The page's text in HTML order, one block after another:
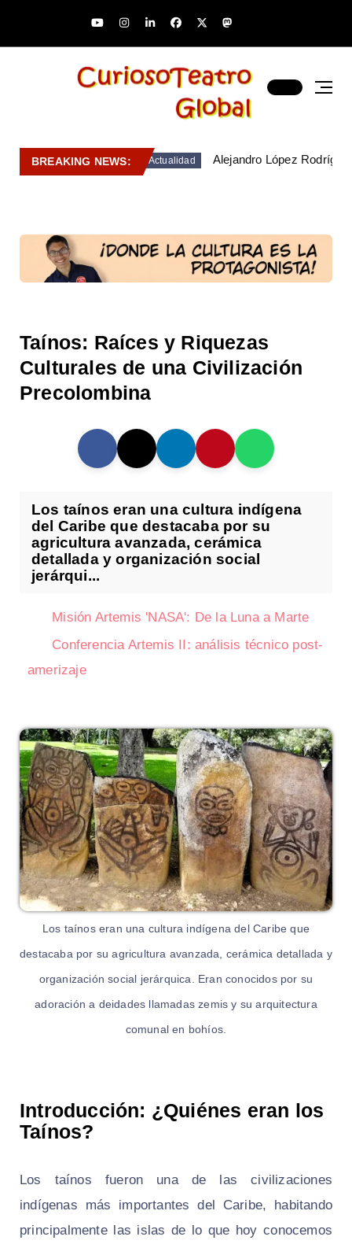
BREAKING NEWS: Actualidad Alejandro López
Taínos: Raíces y Riquezas
Culturales de una Civilización
Precolombina
Los taínos eran una cultura indígena
del Caribe que destacaba por su
agricultura avanzada, cerámica
detallada y organización social
jerárqui...
Misión Artemis 'NASA': De la Luna a Marte
Conferencia Artemis II: análisis técnico post-
amerizaje
Los taínos eran una cultura indígena del Caribe que
destacaba por su agricultura avanzada, cerámica detallada y
organización social jerárquica. Eran conocidos por su
adoración a deidades llamadas zemis y su arquitectura
comunal en bohíos.
Introducción: ¿Quiénes eran los
Taínos?
Los taínos fueron una de las civilizaciones
indígenas más importantes del Caribe, habitando
principalmente las islas de lo que hoy conocemos